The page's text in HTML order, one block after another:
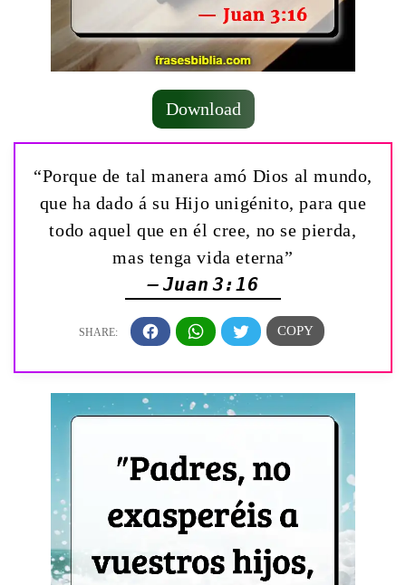
Download
“Porque de tal manera amó Dios al mundo,
que ha dado á su Hijo unigénito, para que
todo aquel que en él cree, no se pierda,
mas tenga vida eterna”
— Juan 3:16